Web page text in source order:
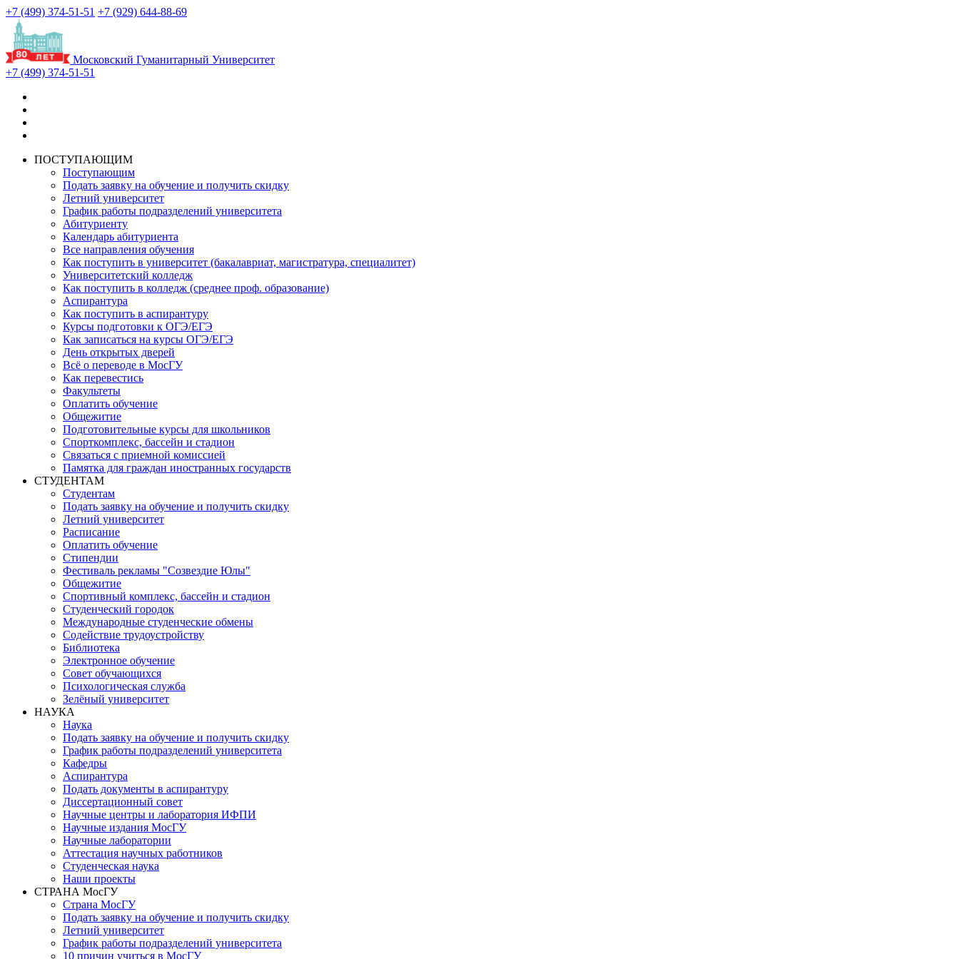
+7 (499) 374-51-51 +7 (929) 644-88-69
Московский Гуманитарный Университет
+7 (499) 374-51-51
ПОСТУПАЮЩИМ
Поступающим
Подать заявку на обучение и получить скидку
Летний университет
График работы подразделений университета
Абитуриенту
Календарь абитуриента
Все направления обучения
Как поступить в университет (бакалавриат, магистратура, специалитет)
Университетский колледж
Как поступить в колледж (среднее проф. образование)
Аспирантура
Как поступить в аспирантуру
Курсы подготовки к ОГЭ/ЕГЭ
Как записаться на курсы ОГЭ/ЕГЭ
День открытых дверей
Всё о переводе в МосГУ
Как перевестись
Факультеты
Оплатить обучение
Общежитие
Подготовительные курсы для школьников
Спорткомплекс, бассейн и стадион
Связаться с приемной комиссией
Памятка для граждан иностранных государств
СТУДЕНТАМ
Студентам
Подать заявку на обучение и получить скидку
Летний университет
Расписание
Оплатить обучение
Стипендии
Фестиваль рекламы "Созвездие Юлы"
Общежитие
Спортивный комплекс, бассейн и стадион
Студенческий городок
Международные студенческие обмены
Содействие трудоустройству
Библиотека
Электронное обучение
Совет обучающихся
Психологическая служба
Зелёный университет
НАУКА
Наука
Подать заявку на обучение и получить скидку
График работы подразделений университета
Кафедры
Аспирантура
Подать документы в аспирантуру
Диссертационный совет
Научные центры и лаборатория ИФПИ
Научные издания МосГУ
Научные лаборатории
Аттестация научных работников
Студенческая наука
Наши проекты
СТРАНА МосГУ
Страна МосГУ
Подать заявку на обучение и получить скидку
Летний университет
График работы подразделений университета
10 причин учиться в МосГУ